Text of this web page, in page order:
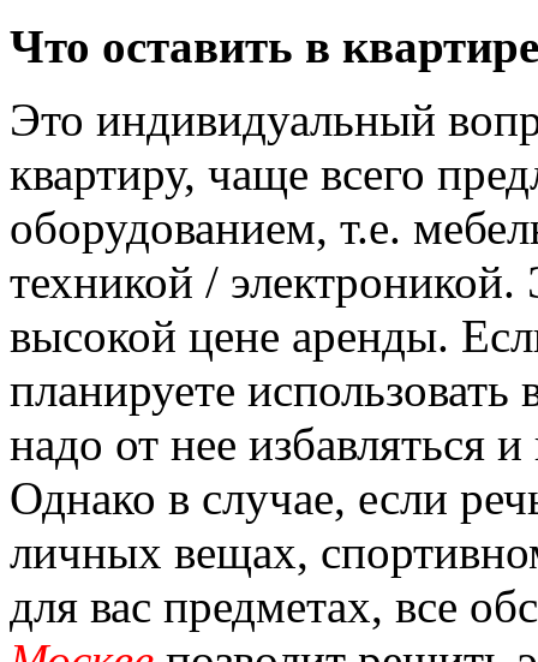
Что оставить в
Это индивидуальный
квартиру, чаще всего
оборудованием, т.е.
техникой /
высокой цене аренды.
планируете
надо от нее избавляться
Однако в случае, если
личных вещах,
для вас предметах, все